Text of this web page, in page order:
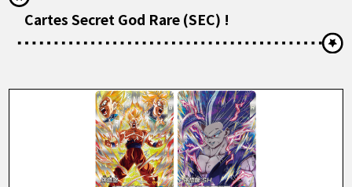
Cartes Secret God Rare (SEC) !